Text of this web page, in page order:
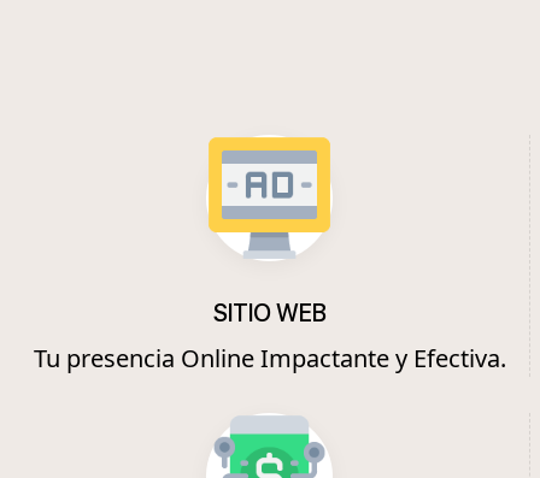
SITIO WEB
Tu presencia Online Impactante y Efectiva.